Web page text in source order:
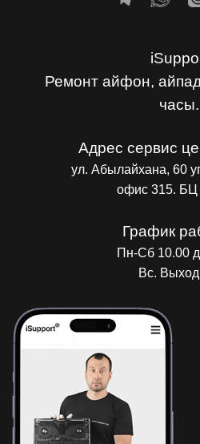
Ремонт айфон,
часы.
Адрес сервис
ул. Абылайхана, 60
офис 315. БЦ
График
Пн-Сб 10.00
Вс.